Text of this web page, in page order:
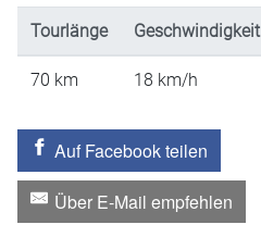
Tourlänge Geschwindigkeit
70 km 18 km/h
Auf Facebook teilen
Über E-Mail empfehlen